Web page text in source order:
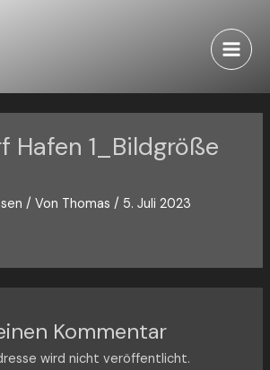
Main
Hafen 1_Bildgröße
/ Von Thomas/ 5. Juli 2023
Kommentar
wird nicht veröffentlicht.